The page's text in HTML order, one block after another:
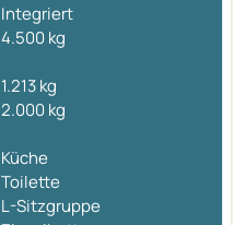
Integriert
4.500 kg
1.213 kg
2.000 kg
Küche
Toilette
L-Sitzgruppe